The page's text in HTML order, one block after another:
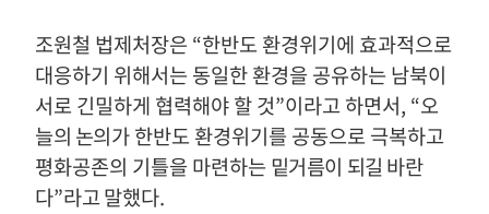
조원철 법제처장은 “한반도 환경위기에 효과적으로
대응하기 위해서는 동일한 환경을 공유하는 남북이
서로 긴밀하게 협력해야 할 것”이라고 하면서, “오
늘의 논의가 한반도 환경위기를 공동으로 극복하고
평화공존의 기틀을 마련하는 밑거름이 되길 바란
다”라고 말했다.